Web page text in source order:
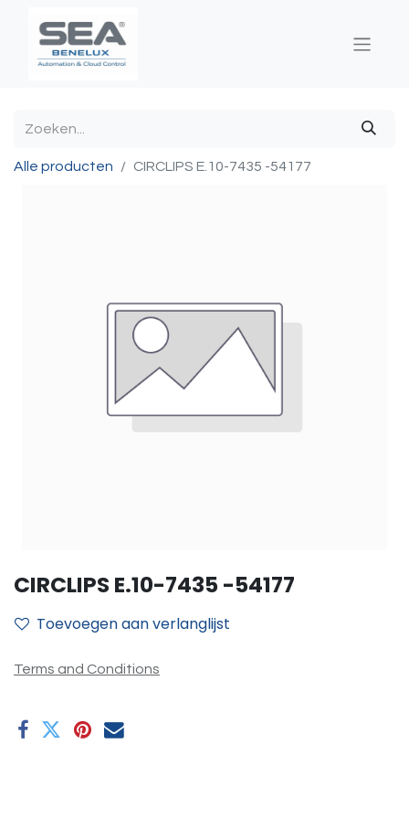
Alle producten CIRCLIPS E.10-7435 -54177
CIRCLIPS E.10-7435 -54177
Toevoegen aan verlanglijst
Terms and Conditions